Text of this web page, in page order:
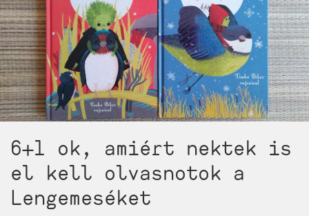
család)
6+1 ok, amiért nektek is
el kell olvasnotok a
Lengemeséket